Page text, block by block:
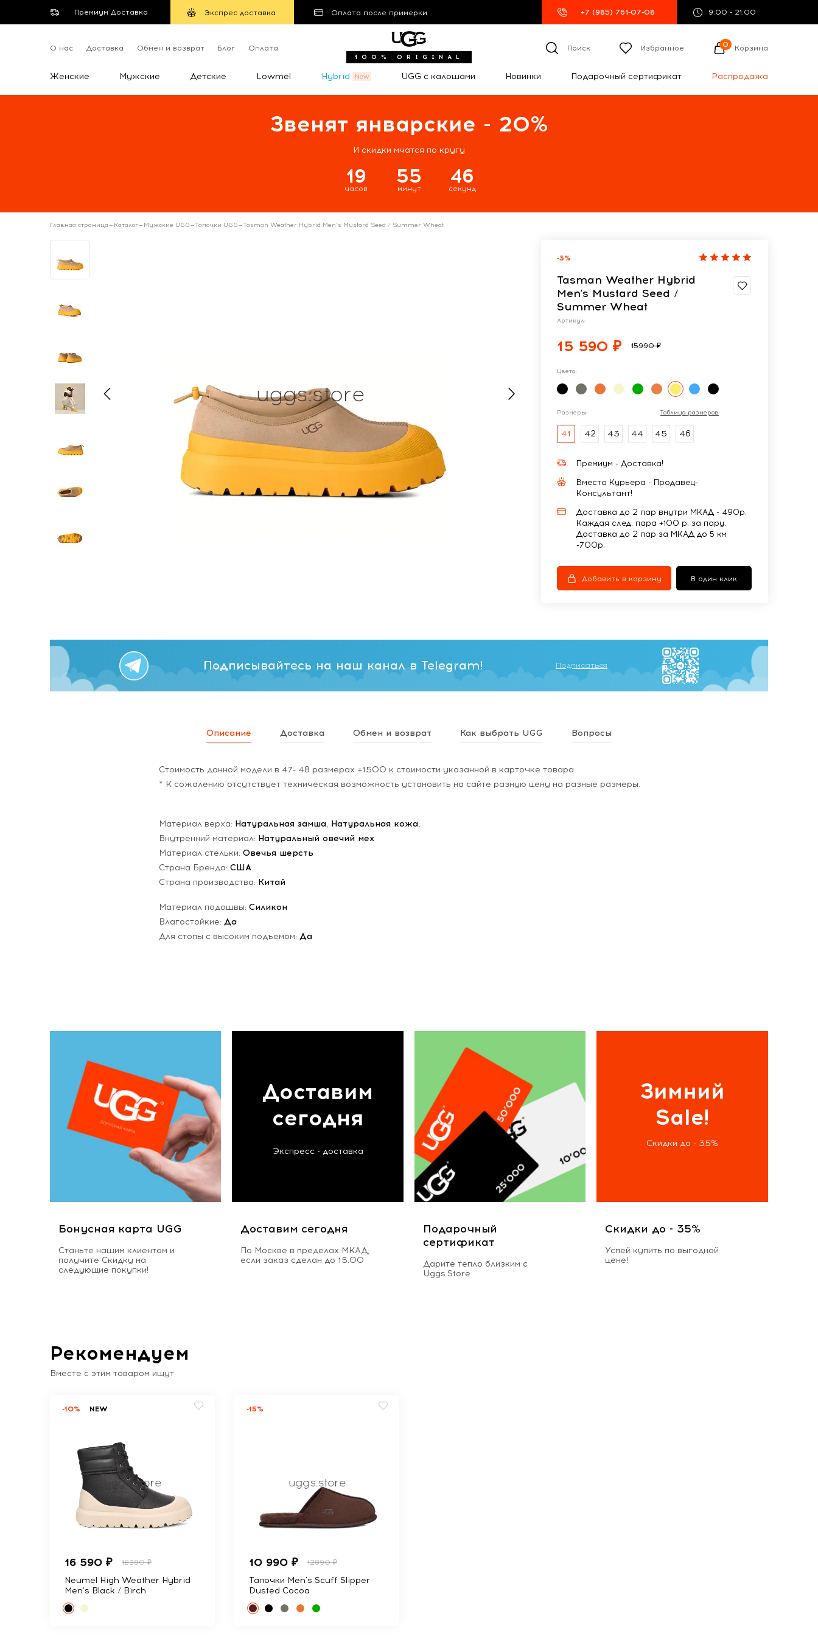
Премиум Доставка Экспрес доставка Оплата после примерки +7 (985) 761-07-08 9:00 - 21:00
О нас Доставка Обмен и возврат Блог Оплата
100% ORIGINAL
Поиск Избранное 0 Корзина
Женские Мужские Детские Lowmel Hybrid UGG с калошами Новинки Подарочный сертификат Распродажа
Звенят январские - 20%
И скидки мчатся по кругу
19
часов
55
минут
45
секунд
Главная страница— Каталог— Мужские UGG—Тапочки UGG—Tasman Weather Hybrid Men's Mustard Seed / Summer Wheat
-3%
Tasman Weather Hybrid
Men's Mustard Seed /
Summer Wheat
Артикул:
15 590 ₽ 15990 ₽
Цвета:
Размеры: Таблица размеров
41 42 43 44 45 46
Премиум - Доставка!
Вместо Курьера - Продавец-
Консультант!
Доставка до 2 пар внутри МКАД - 490р.
Каждая след. пара +100 р. за пару.
Доставка до 2 пар за МКАД до 5 км
-700р.
Добавить в корзину В один клик
Подписывайтесь на наш канал в Telegram! Подписаться
Описание Доставка Обмен и возврат Как выбрать UGG Вопросы
Стоимость данной модели в 47- 48 размерах +1500 к стоимости указанной в карточке товара.
* К сожалению отсутствует техническая возможность установить на сайте разную цену на разные размеры.
Материал верха: Натуральная замша, Натуральная кожа,
Внутренний материал: Натуральный овечий мех
Материал стельки: Овечья шерсть
Страна Бренда: США
Страна производства: Китай
Материал подошвы: Силикон
Влагостойкие: Да
Для стопы с высоким подъемом: Да
Бонусная карта UGG
Станьте нашим клиентом и
получите Скидку на
следующие покупки!
Доставим
сегодня
Экспресс - доставка
Доставим сегодня
По Москве в пределах МКАД,
если заказ сделан до 15.00
Подарочный
сертификат
Дарите тепло близким с
Uggs.Store
Зимний
Sale!
Скидки до - 35%
Скидки до - 35%
Успей купить по выгодной
цене!
Рекомендуем
Вместе с этим товаром ищут
-10% NEW
16 590 ₽ 18380 ₽
Neumel High Weather Hybrid
Men's Black / Birch
-15%
10 990 ₽ 12890 ₽
Тапочки Men's Scuff Slipper
Dusted Cocoa